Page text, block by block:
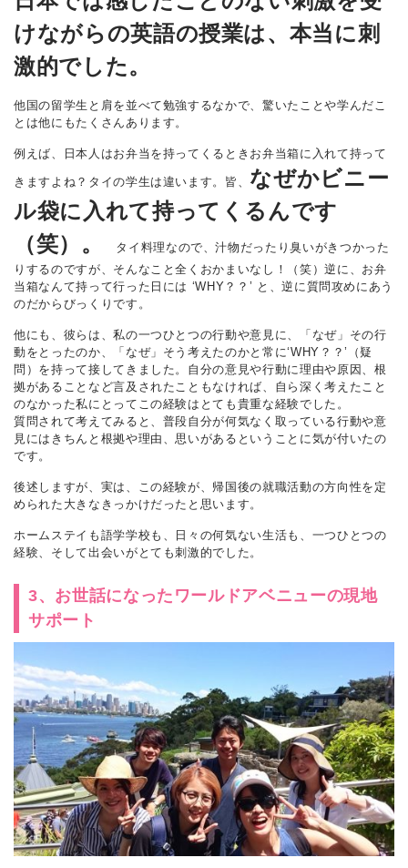
けながらの英語の授業は、本当に刺
激的でした。
他国の留学生と肩を並べて勉強するなかで、驚いたことや学んだこ
とは他にもたくさんあります。
例えば、日本人はお弁当を持ってくるときお弁当箱に入れて持って
きますよね？タイの学生は違います。皆、 なぜかビニー
ル袋に入れて持ってくるんです
（笑）。
タイ料理なので、汁物だったり臭いがきつかった
りするのですが、そんなこと全くおかまいなし！（笑）逆に、お弁
当箱なんて持って行った日には ‘WHY？？’ と、逆に質問攻めにあう
のだからびっくりです。
他にも、彼らは、私の一つひとつの行動や意見に、「なぜ」その行
動をとったのか、「なぜ」そう考えたのかと常に‘WHY？？’（疑
問）を持って接してきました。自分の意見や行動に理由や原因、根
拠があることなど言及されたこともなければ、自ら深く考えたこと
のなかった私にとってこの経験はとても貴重な経験でした。
質問されて考えてみると、普段自分が何気なく取っている行動や意
見にはきちんと根拠や理由、思いがあるということに気が付いたの
です。
後述しますが、実は、この経験が、帰国後の就職活動の方向性を定
められた大きなきっかけだったと思います。
ホームステイも語学学校も、日々の何気ない生活も、一つひとつの
経験、そして出会いがとても刺激的でした。
3、お世話になったワールドアベニューの現地
サポート